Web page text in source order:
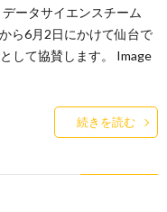
ータサイエンスチーム
ら6月2日にかけて仙台で
して協賛します。 Image
続きを読む